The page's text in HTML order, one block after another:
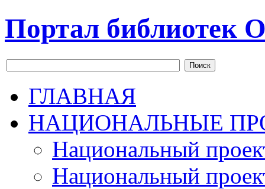
Портал библиотек
Поиск
ГЛАВНАЯ
НАЦИОНАЛЬНЫЕ
Национальный
Национальный